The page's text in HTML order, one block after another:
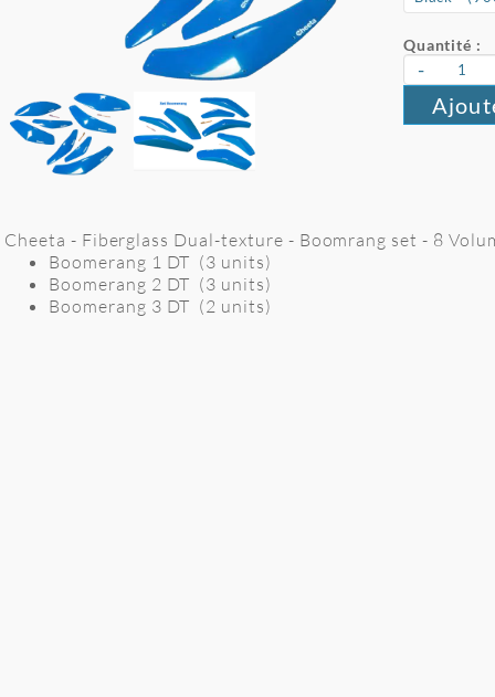
Quantité :
-
Cheeta - Fiberglass Dual-texture - Boomrang set - 8
Boomerang 1 DT (3 units)
Boomerang 2 DT (3 units)
Boomerang 3 DT (2 units)